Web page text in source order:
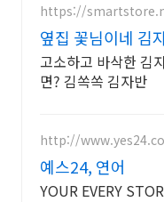
https://
옆집 꽃님이네 김
3일 파격 혜택가
고소하고 바삭한 김
면? 김쏙쏙 김자반
http://
예스24, 연어
YOUR EVERY